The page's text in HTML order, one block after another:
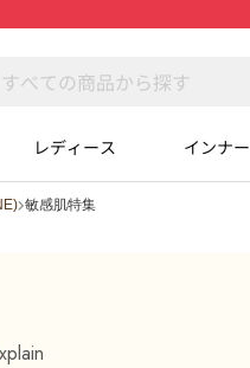
レディース インナー
敏感肌特集